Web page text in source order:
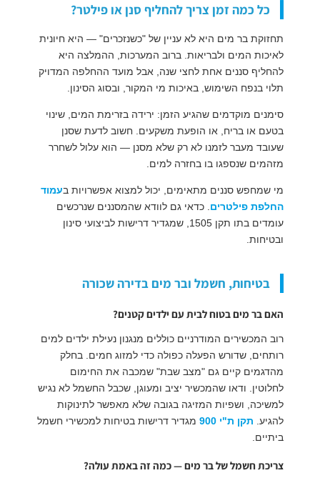
כל כמה זמן צריך להחליף סנן או פילטר?
תחזוקת בר מים היא לא עניין של "כשנזכרים" — היא חיונית
לאיכות המים ולבריאות. ברוב המערכות, ההמלצה היא
להחליף סננים אחת לחצי שנה, אבל מועד ההחלפה המדויק
תלוי בנפח השימוש, באיכות מי המקור, ובסוג הסינון.
סימנים מוקדמים שהגיע הזמן: ירידה בזרימת המים, שינוי
בטעם או בריח, או הופעת משקעים. חשוב לדעת שסנן
שעובד מעבר לזמנו לא רק שלא מסנן — הוא עלול לשחרר
מזהמים שנספגו בו בחזרה למים.
מי שמחפש סננים מתאימים, יכול למצוא אפשרויות בעמוד
החלפת פילטרים . כדאי גם לוודא שהמסננים שנרכשים
עומדים בתו תקן 1505, שמגדיר דרישות לביצועי סינון
ובטיחות.
בטיחות, חשמל ובר מים בדירה שכורה
האם בר מים בטוח לבית עם ילדים קטנים?
רוב המכשירים המודרניים כוללים מנגנון נעילת ילדים למים
רותחים, שדורש הפעלה כפולה כדי למזוג חמים. בחלק
מהדגמים קיים גם "מצב שבת" שמכבה את החימום
לחלוטין. ודאו שהמכשיר יציב ומעוגן, שכבל החשמל לא נגיש
למשיכה, ושפיות המזיגה בגובה שלא מאפשר לתינוקות
להגיע. תקן ת"י 900
מגדיר דרישות בטיחות למכשירי חשמל
ביתיים.
צריכת חשמל של בר מים — כמה זה באמת עולה?